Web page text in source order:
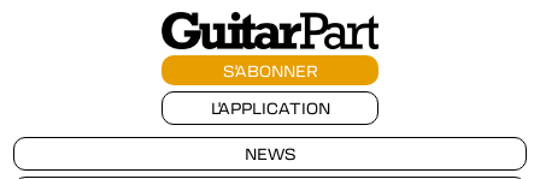
S'ABONNER
L'APPLICATION
NEWS